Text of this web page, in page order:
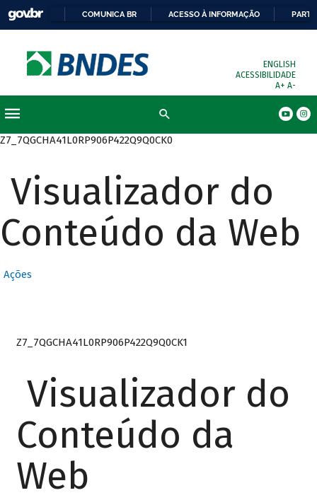
COMUNICA BR ACESSO À INFORMAÇÃO
ENGLISH
ACESSIBILIDADE
A+ A-
Z7_7QGCHA41L0RP906P422Q9Q0CK0
Visualizador do
Conteúdo da Web
Ações
Z7_7QGCHA41L0RP906P422Q9Q0CK1
Visualizador do
Conteúdo da
Web